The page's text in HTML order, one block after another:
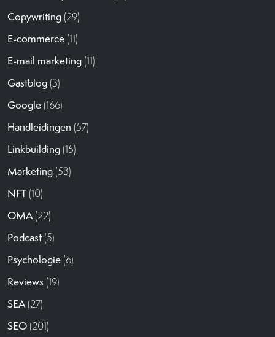
Copywriting (29)
E-commerce (11)
E-mail marketing (11)
Gastblog (3)
Google (166)
Handleidingen (57)
Linkbuilding (15)
Marketing (53)
NFT (10)
OMA(22)
Podcast (5)
Psychologie (6)
Reviews (19)
SEA(27)
SEO (201)